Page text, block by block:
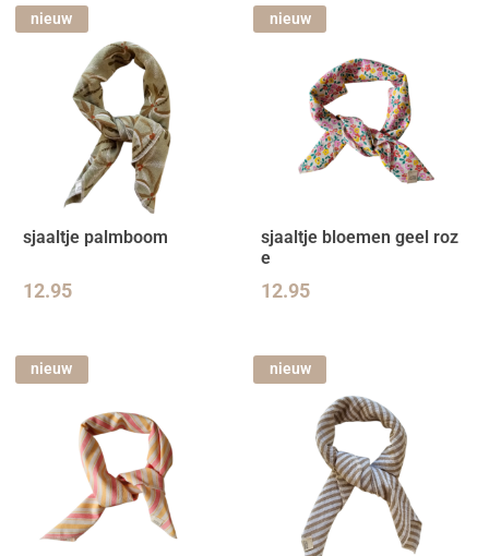
nieuw
sjaaltje palmboom
12.95
nieuw
sjaaltje bloemen geel roz
e
12.95
nieuw nieuw